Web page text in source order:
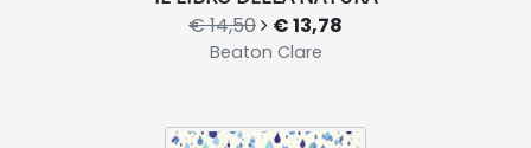
€ 14,50 € 13,78
Beaton Clare